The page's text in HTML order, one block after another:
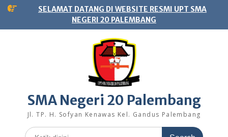
Skip
SELAMAT DATANG DI WEBSITE RESMI UPT SMA
NEGERI 20 PALEMBANG
SMA Negeri 20 Palembang
Jl. TP. H. Sofyan Kenawas Kel. Gandus Palembang
Search